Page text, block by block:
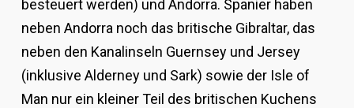
besteuert werden) und Andorra. Spanier haben
neben Andorra noch das britische Gibraltar, das
neben den Kanalinseln Guernsey und Jersey
(inklusive Alderney und Sark) sowie der Isle of
Man nur ein kleiner Teil des britischen Kuchens